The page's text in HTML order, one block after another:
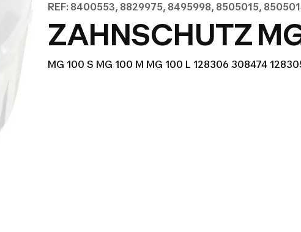
REF: 8400553, 8829975, 8495998, 8505015,
ZAHNSCHUTZ
MG 100 S MG 100 M MG 100 L 128306 308474